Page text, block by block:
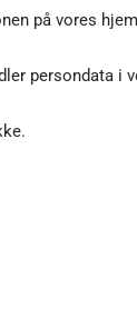
på vores
persondata i